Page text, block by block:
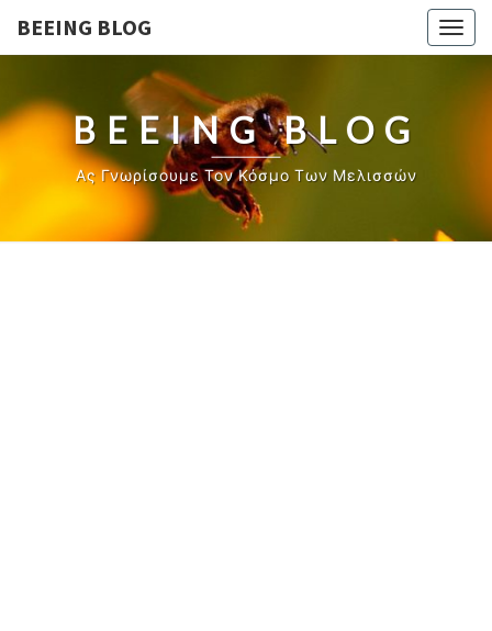
BEEING BLOG
BEEING BLOG
Ας Γνωρίσουμε Τον Κόσμο Των Μελισσών